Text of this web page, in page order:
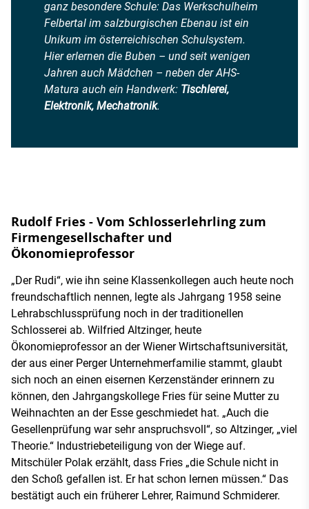
ganz besondere Schule: Das Werkschulheim
Felbertal im salzburgischen Ebenau ist ein
Unikum im österreichischen Schulsystem.
Hier erlernen die Buben – und seit wenigen
Jahren auch Mädchen – neben der AHS-
Matura auch ein Handwerk: Tischlerei,
Elektronik, Mechatronik.
Rudolf Fries - Vom Schlosserlehrling zum
Firmengesellschafter und
Ökonomieprofessor
„Der Rudi“, wie ihn seine Klassenkollegen auch heute noch
freundschaftlich nennen, legte als Jahrgang 1958 seine
Lehrabschlussprüfung noch in der traditionellen
Schlosserei ab. Wilfried Altzinger, heute
Ökonomieprofessor an der Wiener Wirtschaftsuniversität,
der aus einer Perger Unternehmerfamilie stammt, glaubt
sich noch an einen eisernen Kerzenständer erinnern zu
können, den Jahrgangskollege Fries für seine Mutter zu
Weihnachten an der Esse geschmiedet hat. „Auch die
Gesellenprüfung war sehr anspruchsvoll“, so Altzinger, „viel
Theorie.“ Industriebeteiligung von der Wiege auf.
Mitschüler Polak erzählt, dass Fries „die Schule nicht in
den Schoß gefallen ist. Er hat schon lernen müssen.“ Das
bestätigt auch ein früherer Lehrer, Raimund Schmiderer.